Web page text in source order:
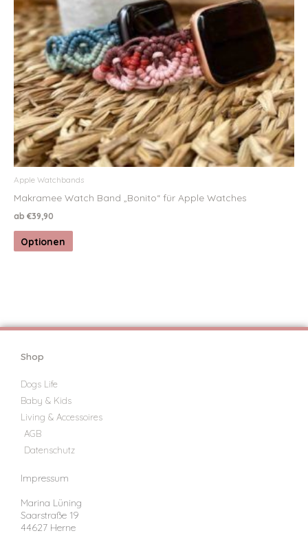
Apple Watchbands
Makramee Watch Band „Bonito“ für Apple Watches
ab €39,90
Optionen
Shop
Dogs Life
Baby & Kids
Living & Accessoires
AGB
Datenschutz
Impressum
Marina Lüning
Saarstraße 19
44627 Herne